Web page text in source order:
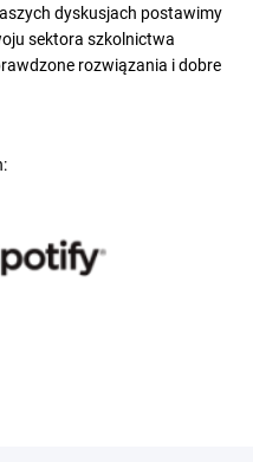
dyskusjach postawimy
sektora szkolnictwa
rozwiązania i dobre